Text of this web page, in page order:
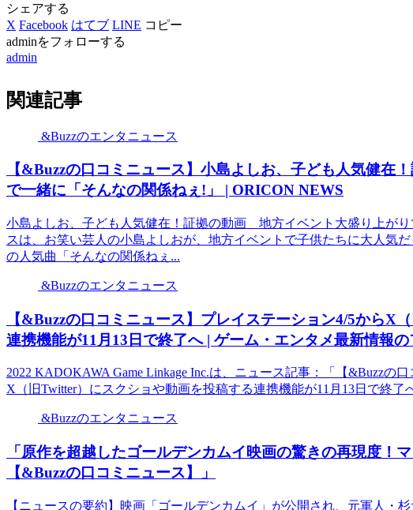
シェアする
X Facebook はてブ LINE コピー
adminをフォローする
admin
関連記事
&Buzzのエンタニュース
【&Buzzの口コミニュース】小島よしお、子ども人気健在
で一緒に「そんなの関係ねぇ!」 | ORICON NEWS
小島よしお、子ども人気健在！証拠の動画 地方イベント大盛り上が
スは、お笑い芸人の小島よしおが、地方イベントで子供たちに大人気
の人気曲「そんなの関係ねぇ...
&Buzzのエンタニュース
【&Buzzの口コミニュース】プレイステーション4/5からX
連携機能が11月13日で終了へ | ゲーム・エンタメ最新情報の
2022 KADOKAWA Game Linkage Inc.は、ニュース記事：「【&Buzzの
X（旧Twitter）にスクショや動画を投稿する連携機能が11月13日で終了
&Buzzのエンタニュース
「原作を超越したゴールデンカムイ映画の驚きの再現度！
【&Buzzの口コミニュース】」
【ニュースの要約】映画「ゴールデンカムイ」が公開され、元軍人・